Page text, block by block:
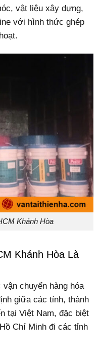
vật liệu xây dựng,
với hình thức ghép
Khánh Hòa
Khánh Hòa Là
chuyển hàng hóa
giữa các tỉnh, thành
tại Việt Nam, đặc biệt
Chí Minh đi các tỉnh